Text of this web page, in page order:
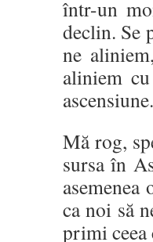
într-un
declin. Se
ne
aliniem
ascensiune.
Mă rog,
sursa în
ca noi să
primi ceea